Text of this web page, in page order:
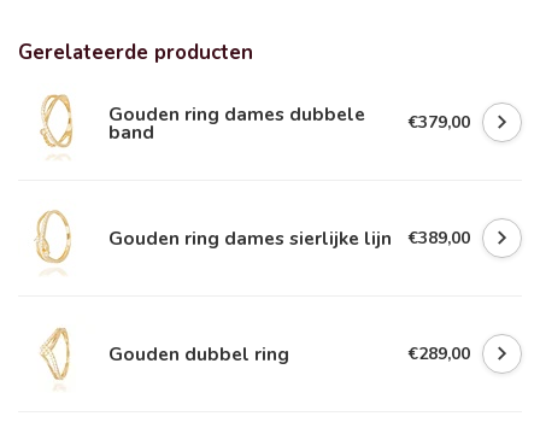
Gerelateerde producten
Gouden ring dames dubbele
band €379,00
Gouden ring dames sierlijke lijn €389,00
Gouden dubbel ring €289,00